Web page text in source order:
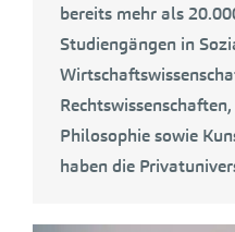
bereits mehr als
Studiengängen in
Philosophie sowie
haben die